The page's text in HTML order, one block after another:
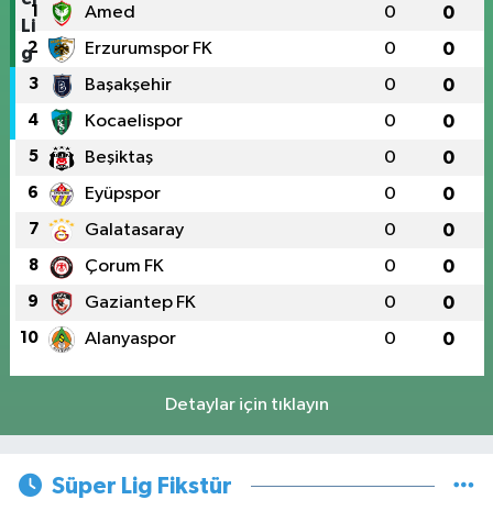
1 Amed 0 0
2 Erzurumspor FK 0 0
3 Başakşehir 0 0
4 Kocaelispor 0 0
5 Beşiktaş 0 0
6 Eyüpspor 0 0
7 Galatasaray 0 0
8 Çorum FK 0 0
9 Gaziantep FK 0 0
10 Alanyaspor 0 0
Detaylar için tıklayın
Süper Lig Fikstür